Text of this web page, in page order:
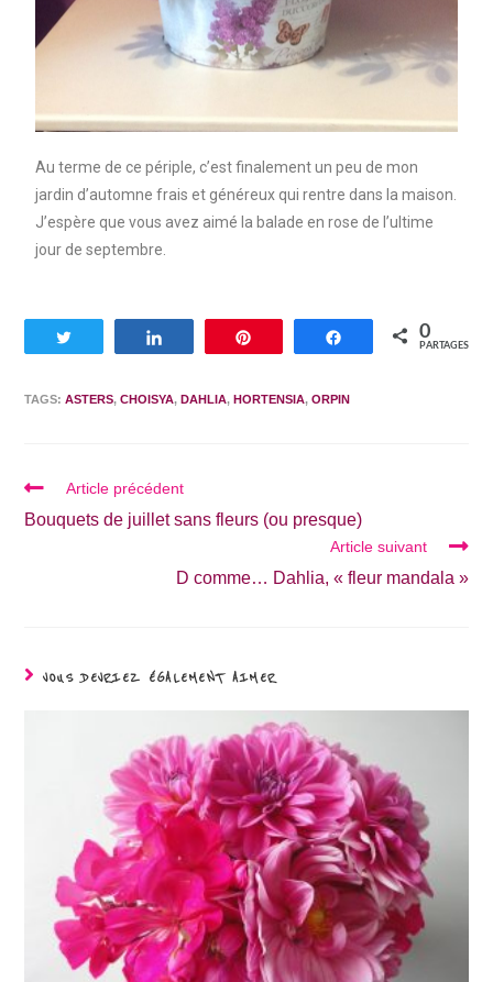
Au terme de ce périple, c’est finalement un peu de mon
jardin d’automne frais et généreux qui rentre dans la maison.
J’espère que vous avez aimé la balade en rose de l’ultime
jour de septembre.
Enregistrer Partagez 0
PARTAGES
TAGS:ASTERS, CHOISYA, DAHLIA, HORTENSIA, ORPIN
Article précédent
Bouquets de juillet sans fleurs (ou presque)
Article suivant
D comme… Dahlia, « fleur mandala »
VOUS DEVRIEZ ÉGALEMENT AIMER